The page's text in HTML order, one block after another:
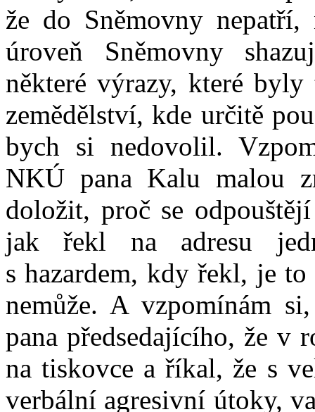
že do Sněmovny
úroveň Sněmovny
některé výrazy, které
zemědělství, kde určitě
bych si nedovolil.
NKÚ pana Kalu malou
doložit, proč se
jak řekl na adresu
s hazardem, kdy řekl, je
nemůže. A vzpomínám
pana předsedajícího, že v
na tiskovce a říkal, že s
verbální agresivní útoky,